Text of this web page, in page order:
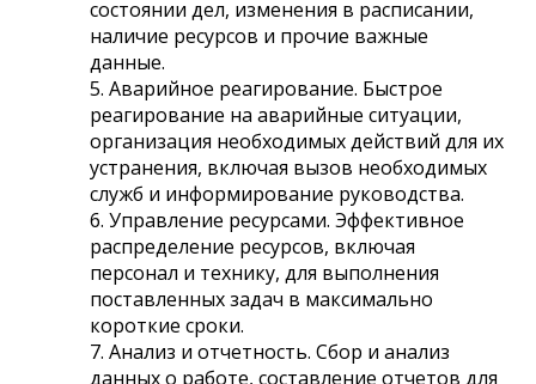
состоянии дел, изменения в расписании,
наличие ресурсов и прочие важные
данные.
5. Аварийное реагирование. Быстрое
реагирование на аварийные ситуации,
организация необходимых действий для их
устранения, включая вызов необходимых
служб и информирование руководства.
6. Управление ресурсами. Эффективное
распределение ресурсов, включая
персонал и технику, для выполнения
поставленных задач в максимально
короткие сроки.
7. Анализ и отчетность. Сбор и анализ
данных о работе, составление отчетов для